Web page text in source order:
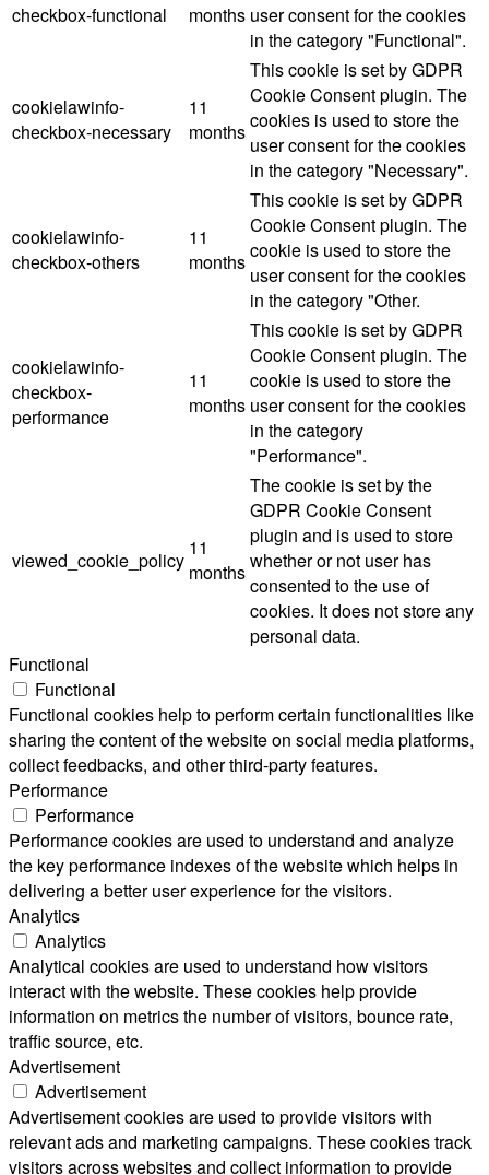
checkbox-functional
months user consent for the cookies
in the category "Functional".
cookielawinfo-
checkbox-necessary
11
months
This cookie is set by GDPR
Cookie Consent plugin. The
cookies is used to store the
user consent for the cookies
in the category "Necessary".
cookielawinfo-
checkbox-others
11
months
This cookie is set by GDPR
Cookie Consent plugin. The
cookie is used to store the
user consent for the cookies
in the category "Other.
cookielawinfo-
checkbox-
performance
11
months
This cookie is set by GDPR
Cookie Consent plugin. The
cookie is used to store the
user consent for the cookies
in the category
"Performance".
viewed_cookie_policy
11
months
The cookie is set by the
GDPR Cookie Consent
plugin and is used to store
whether or not user has
consented to the use of
cookies. It does not store any
personal data.
Functional
Functional
Functional cookies help to perform certain functionalities like
sharing the content of the website on social media platforms,
collect feedbacks, and other third-party features.
Performance
Performance
Performance cookies are used to understand and analyze
the key performance indexes of the website which helps in
delivering a better user experience for the visitors.
Analytics
Analytics
Analytical cookies are used to understand how visitors
interact with the website. These cookies help provide
information on metrics the number of visitors, bounce rate,
traffic source, etc.
Advertisement
Advertisement
Advertisement cookies are used to provide visitors with
relevant ads and marketing campaigns. These cookies track
visitors across websites and collect information to provide